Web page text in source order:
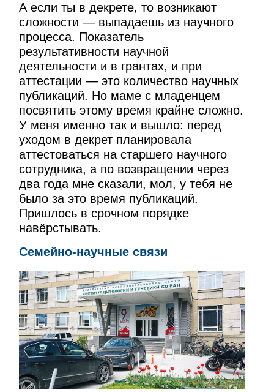
А если ты в декрете, то возникают
сложности — выпадаешь из научного
процесса. Показатель
результативности научной
деятельности и в грантах, и при
аттестации — это количество научных
публикаций. Но маме с младенцем
посвятить этому время крайне сложно.
У меня именно так и вышло: перед
уходом в декрет планировала
аттестоваться на старшего научного
сотрудника, а по возвращении через
два года мне сказали, мол, у тебя не
было за это время публикаций.
Пришлось в срочном порядке
навёрстывать.
Семейно-научные связи